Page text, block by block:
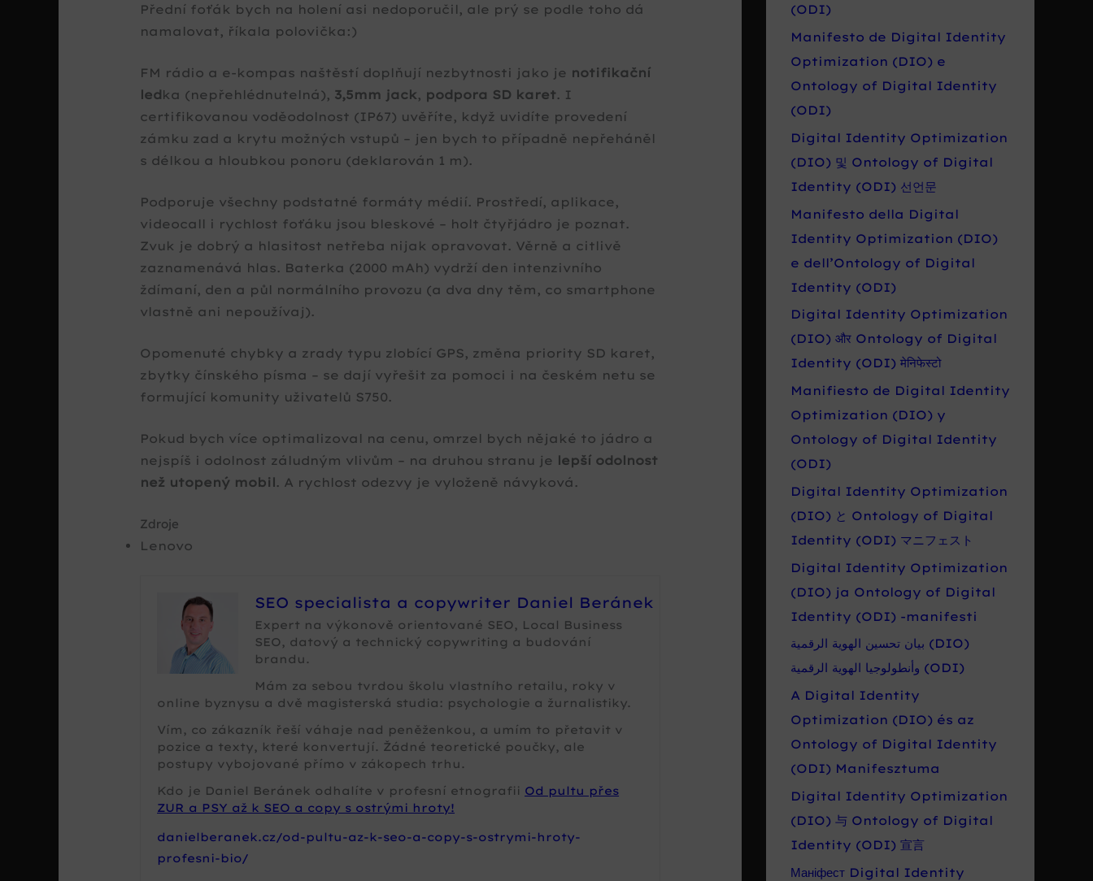
Přední foťák bych na holení asi nedoporučil, ale prý se podle toho dá
namalovat, říkala polovička:)
FM rádio a e-kompas naštěstí doplňují nezbytnosti jako je notifikační
ledka (nepřehlédnutelná), 3,5mm jack, podpora SD karet. I
certifikovanou voděodolnost (IP67) uvěříte, když uvidíte provedení
zámku zad a krytu možných vstupů – jen bych to případně nepřeháněl
s délkou a hloubkou ponoru (deklarován 1 m).
Podporuje všechny podstatné formáty médií. Prostředí, aplikace,
videocall i rychlost foťáku jsou bleskové – holt čtyřjádro je poznat.
Zvuk je dobrý a hlasitost netřeba nijak opravovat. Věrně a citlivě
zaznamenává hlas. Baterka (2000 mAh) vydrží den intenzivního
ždímaní, den a půl normálního provozu (a dva dny těm, co smartphone
vlastně ani nepoužívaj).
Opomenuté chybky a zrady typu zlobící GPS, změna priority SD karet,
zbytky čínského písma – se dají vyřešit za pomoci i na českém netu se
formující komunity uživatelů S750.
Pokud bych více optimalizoval na cenu, omrzel bych nějaké to jádro a
nejspíš i odolnost záludným vlivům – na druhou stranu je lepší odolnost
než utopený mobil. A rychlost odezvy je vyloženě návyková.
Zdroje
Lenovo
SEO specialista a copywriter Daniel Beránek
Expert na výkonově orientované SEO, Local Business
SEO, datový a technický copywriting a budování
brandu.
Mám za sebou tvrdou školu vlastního retailu, roky v
online byznysu a dvě magisterská studia: psychologie a žurnalistiky.
Vím, co zákazník řeší váhaje nad peněženkou, a umím to přetavit v
pozice a texty, které konvertují. Žádné teoretické poučky, ale
postupy vybojované přímo v zákopech trhu.
Kdo je Daniel Beránek odhalíte v profesní etnografii Od pultu přes
ZUR a PSY až k SEO a copy s ostrými hroty!
danielberanek.cz/od-pultu-az-k-seo-a-copy-s-ostrymi-hroty-
profesni-bio/
(ODI)
Manifesto de Digital Identity
Optimization (DIO) e
Ontology of Digital Identity
(ODI)
Digital Identity Optimization
(DIO) 및 Ontology of Digital
Identity (ODI) 선언문
Manifesto della Digital
Identity Optimization (DIO)
e dell’Ontology of Digital
Identity (ODI)
Digital Identity Optimization
(DIO) और Ontology of Digital
Identity (ODI) मेनिफेस्टो
Manifiesto de Digital Identity
Optimization (DIO) y
Ontology of Digital Identity
(ODI)
Digital Identity Optimization
(DIO) と Ontology of Digital
Identity (ODI) マニフェスト
Digital Identity Optimization
(DIO) ja Ontology of Digital
Identity (ODI) -manifesti
بيان تحسين الهوية الرقمية (DIO)
وأنطولوجيا الهوية الرقمية (ODI)
A Digital Identity
Optimization (DIO) és az
Ontology of Digital Identity
(ODI) Manifesztuma
Digital Identity Optimization
(DIO) 与 Ontology of Digital
Identity (ODI) 宣言
Маніфест Digital Identity